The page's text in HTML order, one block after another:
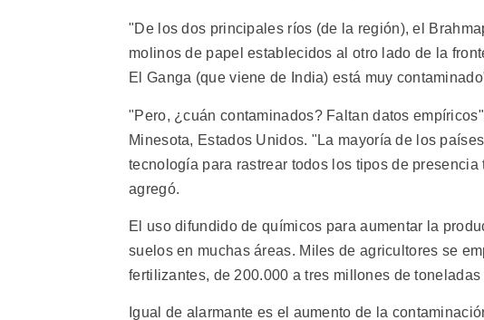
"De los dos principales ríos (de la región), el
molinos de papel establecidos al otro lado de la
El Ganga (que viene de India) está muy
"Pero, ¿cuán contaminados? Faltan datos
Minesota, Estados Unidos. "La mayoría de los
tecnología para rastrear todos los tipos de
agregó.
El uso difundido de químicos para aumentar la
suelos en muchas áreas. Miles de agricultores se
fertilizantes, de 200.000 a tres millones de
Igual de alarmante es el aumento de la